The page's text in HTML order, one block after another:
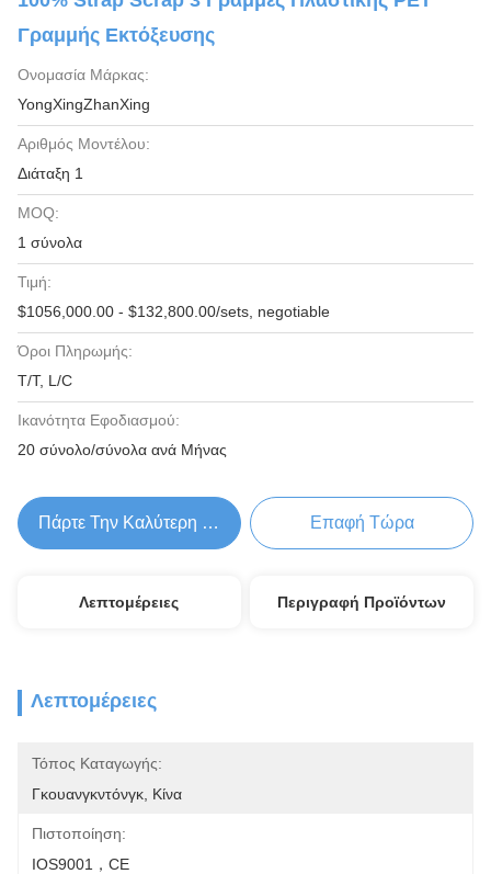
Γραμμής Εκτόξευσης
Ονομασία Μάρκας:
YongXingZhanXing
Αριθμός Μοντέλου:
Διάταξη 1
MOQ:
1 σύνολα
Τιμή:
$1056,000.00 - $132,800.00/sets, negotiable
Όροι Πληρωμής:
T/T, L/C
Ικανότητα Εφοδιασμού:
20 σύνολο/σύνολα ανά Μήνας
Πάρτε Την Καλύτερη Τιμή Επαφή Τώρα
Λεπτομέρειες Περιγραφή Προϊόντων
Λεπτομέρειες
Τόπος Καταγωγής:
Γκουανγκντόνγκ, Κίνα
Πιστοποίηση:
IOS9001，CE